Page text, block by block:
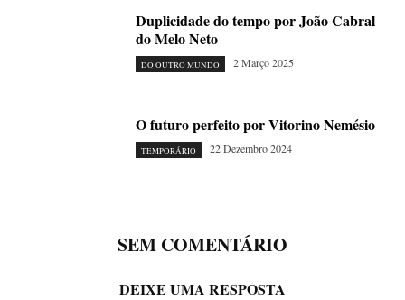
Duplicidade do tempo por João Cabral
do Melo Neto
DO OUTRO MUNDO 2 Março 2025
O futuro perfeito por Vitorino Nemésio
TEMPORÁRIO 22 Dezembro 2024
SEM COMENTÁRIO
DEIXE UMA RESPOSTA